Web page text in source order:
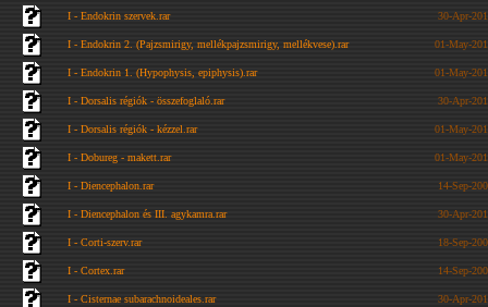
I - Endokrin szervek.rar 30-Apr-
I - Endokrin 2. (Pajzsmirigy, mellékpajzsmirigy, mellékvese).rar 01-May-
I - Endokrin 1. (Hypophysis, epiphysis).rar 01-May-
I - Dorsalis régiók - összefoglaló.rar 30-Apr-
I - Dorsalis régiók - kézzel.rar 01-May-
I - Dobureg - makett.rar 01-May-
I - Diencephalon.rar 14-Sep-
I - Diencephalon és III. agykamra.rar 30-Apr-
I - Corti-szerv.rar 18-Sep-
I - Cortex.rar 14-Sep-
I - Cisternae subarachnoideales.rar 30-Apr-